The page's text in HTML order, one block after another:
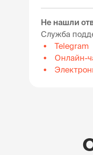
Не нашли
Служба
Telegram
Онлайн-